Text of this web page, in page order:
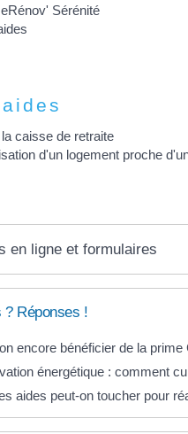
Sérénité
caisse de retraite
d'un logement proche
en ligne et formulaires
? Réponses !
encore bénéficier de la
énergétique : comment
aides peut-on toucher pour